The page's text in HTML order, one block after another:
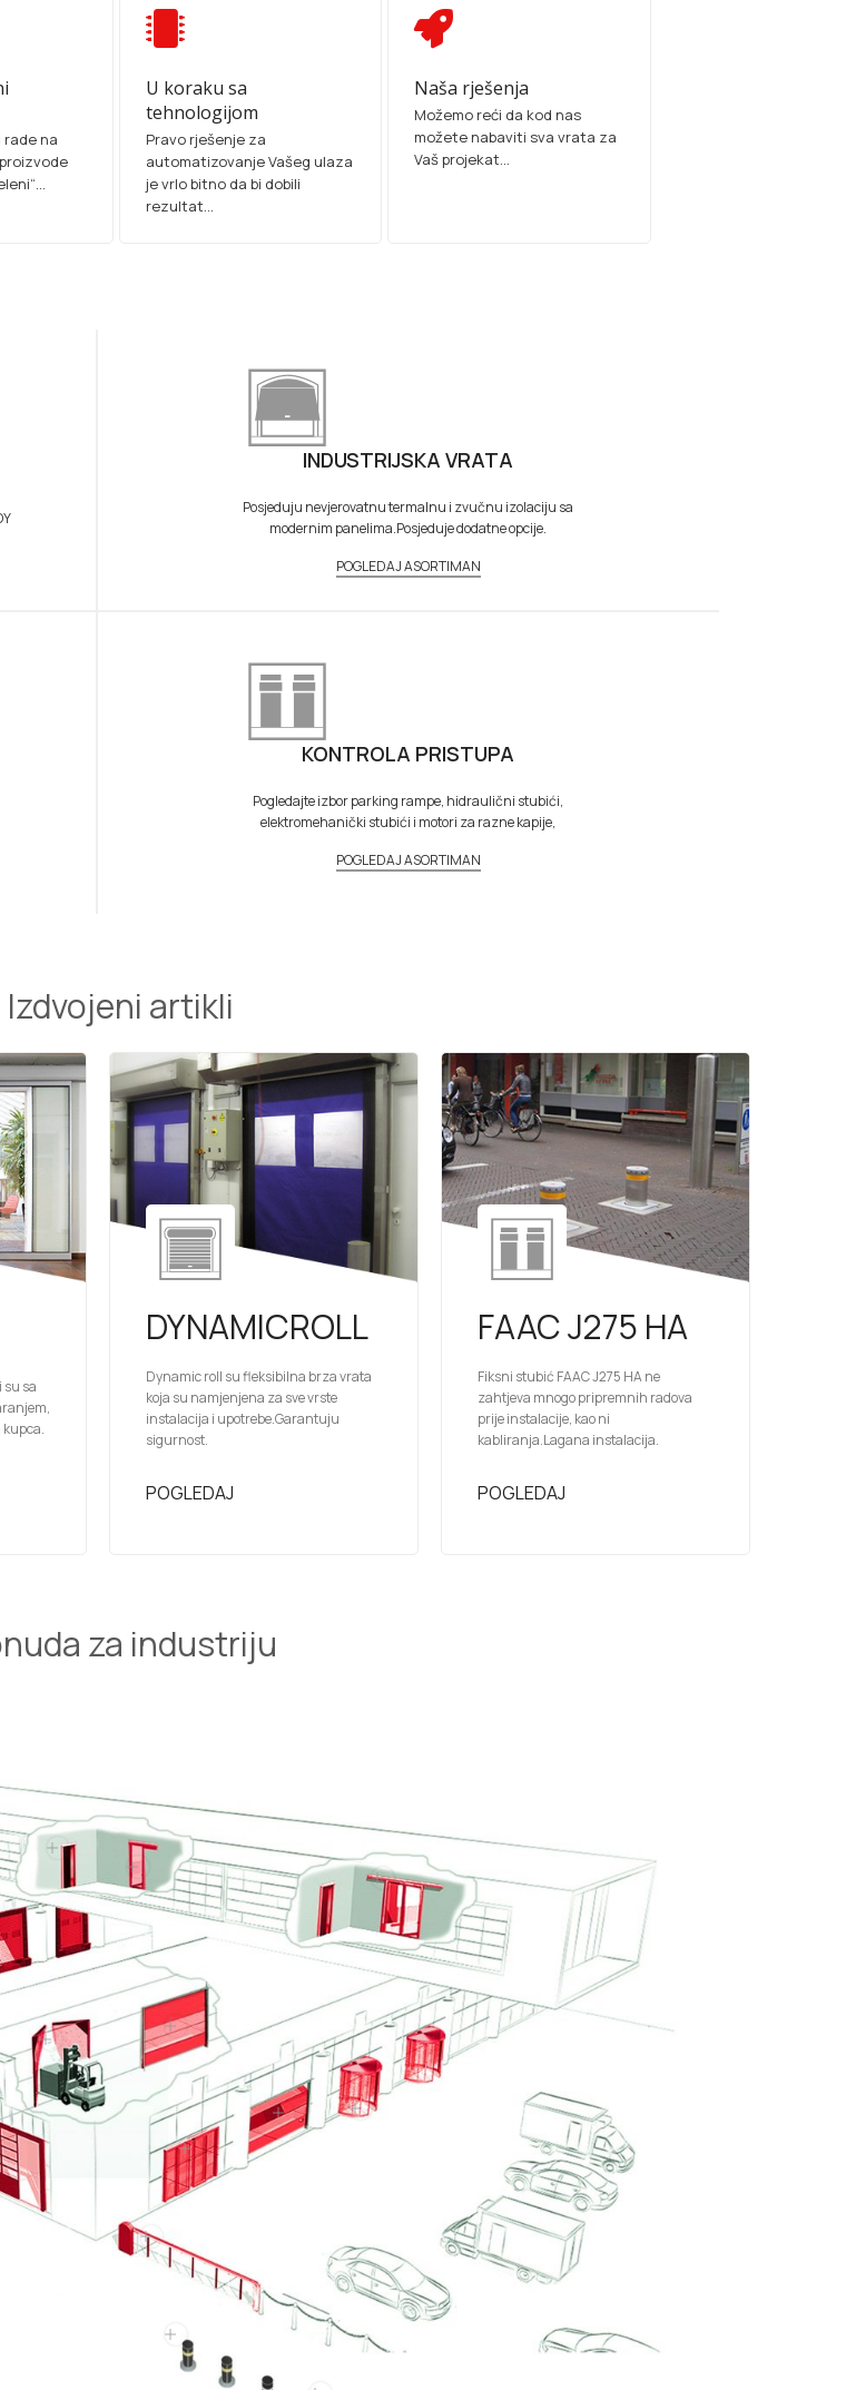
rade na
U koraku sa
tehnologijom
Pravo rješenje za
automatizovanje Vašeg ulaza
je vrlo bitno da bi dobili
rezultat...
Naša rješenja
Možemo reći da kod nas
možete nabaviti sva vrata za
Vaš projekat...
INDUSTRIJSKA VRATA
Posjeduju nevjerovatnu termalnu i zvučnu izolaciju sa
modernim panelima.Posjeduje dodatne opcije.
POGLEDAJ ASORTIMAN
KONTROLA PRISTUPA
Pogledajte izbor parking rampe, hidraulični stubići,
elektromehanički stubići i motori za razne kapije,
POGLEDAJ ASORTIMAN
Izdvojeni artikli
su sa
DYNAMICROLL
Dynamic roll su fleksibilna brza vrata
koja su namjenjena za sve vrste
instalacija i upotrebe.Garantuju
sigurnost.
POGLEDAJ
FAAC J275 HA
Fiksni stubić FAAC J275 HA ne
zahtjeva mnogo pripremnih radova
prije instalacije, kao ni
kabliranja.Lagana instalacija.
POGLEDAJ
za industriju